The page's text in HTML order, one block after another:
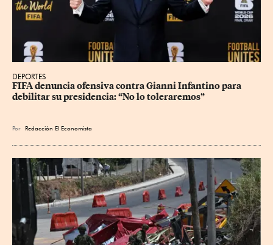
DEPORTES
FIFA denuncia ofensiva contra Gianni Infantino para
debilitar su presidencia: “No lo toleraremos”
Por Redacción El Economista